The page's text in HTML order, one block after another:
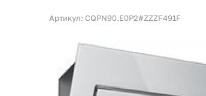
Артикул: CQPN90.E0P2#ZZZF491F